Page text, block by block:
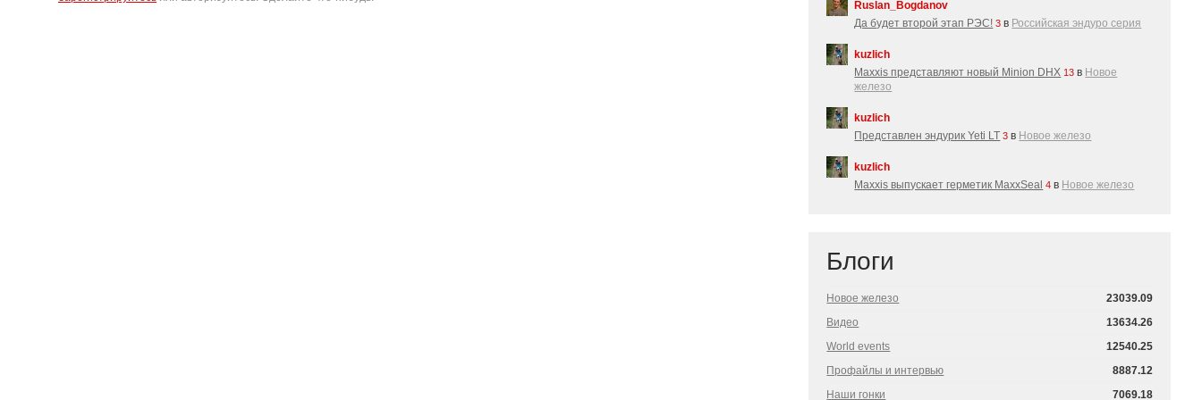
Ruslan_Bogdanov
Да будет второй этап РЭС! 3 в Российская эндуро серия
kuzlich
Maxxis представляют новый Minion DHX 13 в Новое
железо
kuzlich
Представлен эндурик Yeti LT 3 в Новое железо
kuzlich
Maxxis выпускает герметик MaxxSeal 4 в Новое железо
Блоги
Новое железо
23039.09
Видео
13634.26
World events
12540.25
Профайлы и интервью
8887.12
Наши гонки
7069.18